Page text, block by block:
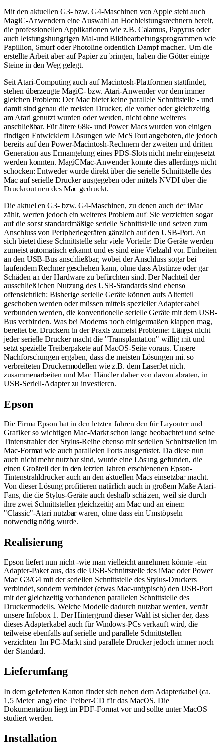
Mit den aktuellen G3- bzw. G4-Maschinen von Apple steht auch
MagiC-Anwendern eine Auswahl an Hochleistungsrechnern bereit,
die professionellen Applikationen wie z.B. Calamus, Papyrus oder
auch leistungshungrigen Mal-und Bildbearbeitungsprogrammen wie
Papillion, Smurf oder Photoline ordentlich Dampf machen. Um die
erstellte Arbeit aber auf Papier zu bringen, haben die Götter einige
Steine in den Weg gelegt.
Seit Atari-Computing auch auf Macintosh-Plattformen stattfindet,
stehen überzeugte MagiC- bzw. Atari-Anwender vor dem immer
gleichen Problem: Der Mac bietet keine parallele Schnittstelle - und
damit sind genau die meisten Drucker, die vorher oder gleichzeitig
am Atari genutzt wurden oder werden, nicht ohne weiteres
anschließbar. Für ältere 68k- und Power Macs wurden von einigen
findigen Entwicklern Lösungen wie McSTout angeboten, die jedoch
bereits auf den Power-Macintosh-Rechnern der zweiten und dritten
Generation aus Ermangelung eines PDS-Slots nicht mehr eingesetzt
werden konnten. MagiCMac-Anwender konnte dies allerdings nicht
schocken: Entweder wurde direkt über die serielle Schnittstelle des
Mac auf serielle Drucker ausgegeben oder mittels NVDI über die
Druckroutinen des Mac gedruckt.
Die aktuellen G3- bzw. G4-Maschinen, zu denen auch der iMac
zählt, werfen jedoch ein weiteres Problem auf: Sie verzichten sogar
auf die sonst standardmäßige serielle Schnittstelle und setzen zum
Anschluss von Peripheriegeräten gänzlich auf den USB-Port. An
sich bietet diese Schnittstelle sehr viele Vorteile: Die Geräte werden
zumeist automatisch erkannt und es sind eine Vielzahl von Einheiten
an den USB-Bus anschließbar, wobei der Anschluss sogar bei
laufendem Rechner geschehen kann, ohne dass Abstürze oder gar
Schäden an der Hardware zu befürchten sind. Der Nachteil der
ausschließlichen Nutzung des USB-Standards sind ebenso
offensichtlich: Bisherige serielle Geräte können aufs Altenteil
geschoben werden oder müssen mittels spezieller Adapterkabel
verbunden werden, die konventionelle serielle Geräte mit dem USB-
Bus verbinden. Was bei Modems noch einigermaßen klappen mag,
bereitet bei Druckern in der Praxis zumeist Probleme: Längst nicht
jeder serielle Drucker macht die "Transplantation" willig mit und
setzt spezielle Treiberpakete auf MacOS-Seite voraus. Unsere
Nachforschungen ergaben, dass die meisten Lösungen mit so
verbreiteten Druckermodellen wie z.B. dem LaserJet nicht
zusammenarbeiten und Mac-Händler daher von davon abraten, in
USB-Seriell-Adapter zu investieren.
Epson
Die Firma Epson hat in den letzten Jahren den für Layouter und
Grafiker so wichtigen Mac-Markt schon lange beobachtet und seine
Tintenstrahler der Stylus-Reihe ebenso mit seriellen Schnittstellen im
Mac-Format wie auch parallelen Ports ausgerüstet. Da diese nun
auch nicht mehr nutzbar sind, wurde eine Lösung gefunden, die
einen Großteil der in den letzten Jahren erschienenen Epson-
Tintenstrahldrucker auch an den aktuellen Macs einsetzbar macht.
Von dieser Lösung profitieren natürlich auch in großem Maße Atari-
Fans, die die Stylus-Geräte auch deshalb schätzen, weil sie durch
ihre zwei Schnittstellen gleichzeitig am Mac und an einem
"Classic"-Atari nutzbar waren, ohne dass ein Umstöpseln
notwendig nötig wurde.
Realisierung
Epson liefert nun nicht -wie man vielleicht annehmen könnte -ein
Adapter-Paket aus, das die USB-Schnittstelle des iMac oder Power
Mac G3/G4 mit der seriellen Schnittstelle des Stylus-Druckers
verbindet, sondern verbindet (etwas Mac-untypisch) den USB-Port
mit der gleichzeitig vorhandenen parallelen Schnittstelle des
Druckermodells. Welche Modelle dadurch nutzbar werden, verrät
unsere Infobox 1. Der Hintergrund dieser Wahl ist sicher der, dass
dieses Adapterkabel auch für Windows-PCs verkauft wird, die
teilweise ebenfalls auf serielle und parallele Schnittstellen
verzichten. Im PC-Markt sind parallele Drucker jedoch immer noch
der Standard.
Lieferumfang
In dem gelieferten Karton findet sich neben dem Adapterkabel (ca.
1,5 Meter lang) eine Treiber-CD für das MacOS. Die
Dokumentation liegt im PDF-Format vor und sollte unter MacOS
studiert werden.
Installation